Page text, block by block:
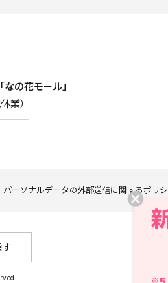
の花モール」
業）
パーソナルデータの外部送信に関するポリ